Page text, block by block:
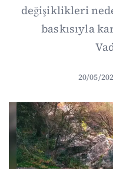
değişiklikleri
baskısıyla
20/05/